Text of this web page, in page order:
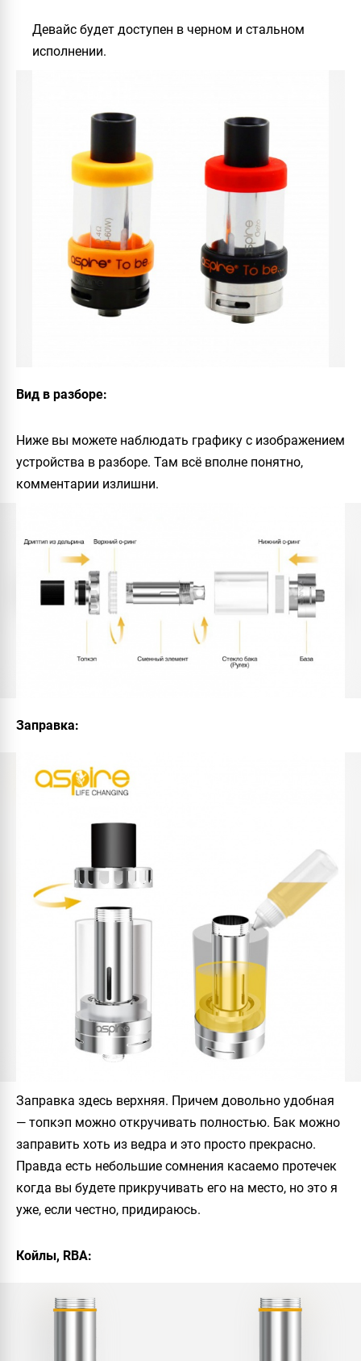
Девайс будет доступен в черном и стальном
исполнении.
Вид в разборе:
Ниже вы можете наблюдать графику с изображением
устройства в разборе. Там всё вполне понятно,
комментарии излишни.
Заправка:
Заправка здесь верхняя. Причем довольно удобная
— топкэп можно откручивать полностью. Бак можно
заправить хоть из ведра и это просто прекрасно.
Правда есть небольшие сомнения касаемо протечек
когда вы будете прикручивать его на место, но это я
уже, если честно, придираюсь.
Койлы, RBA: